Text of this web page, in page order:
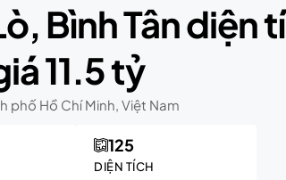
Bình Tân diện
11.5 tỷ
phố Hồ Chí Minh, Việt Nam
DIỆN TÍCH
125